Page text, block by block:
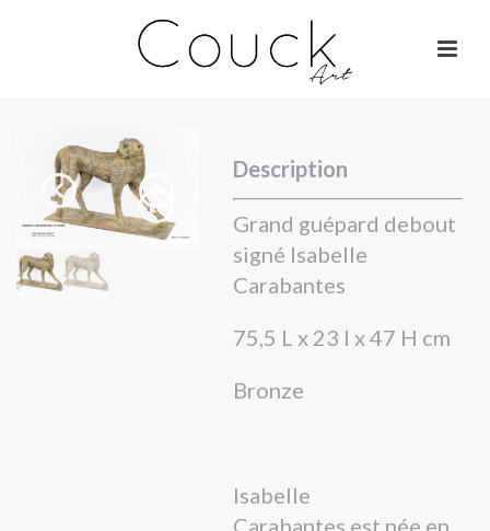
Description
Grand guépard debout
signé Isabelle
Carabantes
75,5 L x 23 l x 47 H cm
Bronze
Isabelle
Carabantes est née en